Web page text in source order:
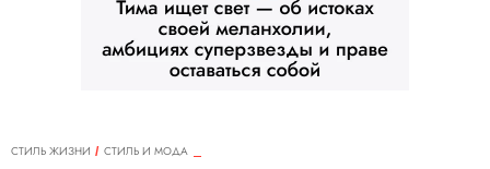
СТИЛЬ ЖИЗНИ
СТИЛЬ И МОДА